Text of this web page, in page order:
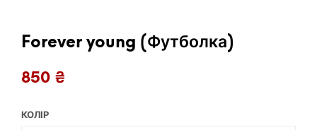
Forever young (Футболка)
850 ₴
КОЛІР